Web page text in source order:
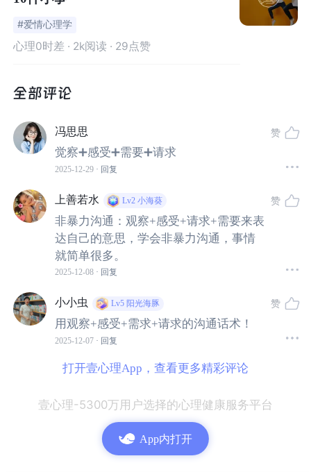
#爱情心理学
心理0时差 · 2k阅读 · 29点赞
冯思思
觉察➕感受➕需要➕请求
2025-12-29 · 回复
赞
上善若水 Lv2 小海葵
非暴力沟通：观察+感受+请求+需要来表
达自己的意思，学会非暴力沟通，事情
就简单很多。
2025-12-08 · 回复
赞
小小虫 Lv5 阳光海豚
用观察+感受+需求+请求的沟通话术！
2025-12-07 · 回复
赞
打开壹心理App，查看更多精彩评论
壹心理-5300万用户选择的心理健康服务平台
App内打开